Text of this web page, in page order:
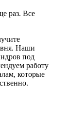
раз. Все
Наши
под
работу
которые